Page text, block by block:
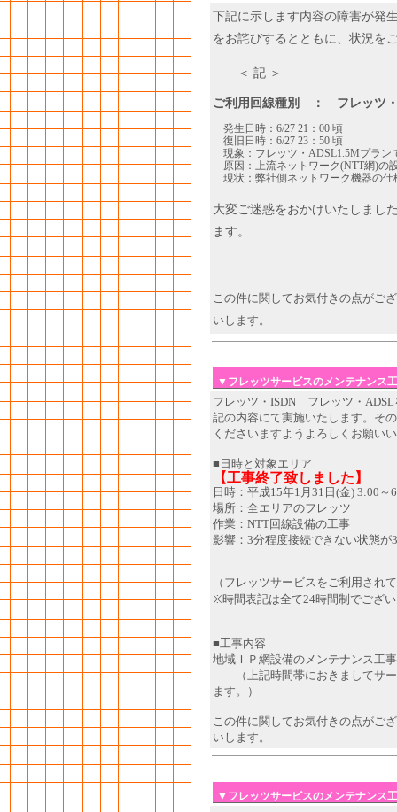
下記に示します内容の障害が発
をお詫びするとともに、状況を
＜ 記 ＞
ご利用回線種別 ： フレッツ
発生日時：6/27 21：00 頃
復旧日時：6/27 23：50 頃
現象：フレッツ・ADSL1.5Mプラン
原因：上流ネットワーク(NTT網)の
現状：弊社側ネットワーク機器の仕
大変ご迷惑をおかけいたしまし
ます。
この件に関してお気付きの点がご
いします。
▼フレッツサービスのメンテナンス
フレッツ・ISDN フレッツ・
記の内容にて実施いたします。そ
くださいますようよろしくお願い
■日時と対象エリア
【工事終了致しました】
日時：平成15年1月31日(金) 3:00～
場所：全エリアのフレッツ
作業：NTT回線設備の工事
影響：3分程度接続できない状態が
（フレッツサービスをご利用され
※時間表記は全て24時間制でござ
■工事内容
地域ＩＰ網設備のメンテナンス工事
（上記時間帯におきましてサー
ます。）
この件に関してお気付きの点がご
いします。
▼フレッツサービスのメンテナンス